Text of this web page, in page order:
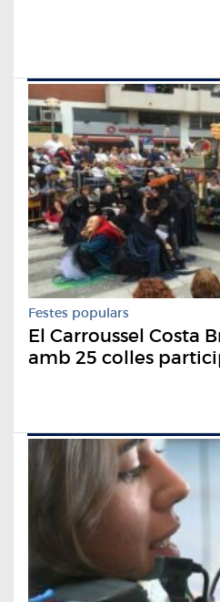
Festes populars
El Carroussel Costa
amb 25 colles